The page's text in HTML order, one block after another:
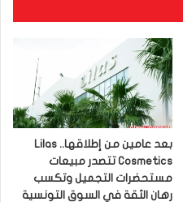
بعد عامين من إطلاقها.. Lilas
Cosmetics تتصدر مبيعات
مستحضرات التجميل وتكسب
رهان الثقة في السوق التونسية